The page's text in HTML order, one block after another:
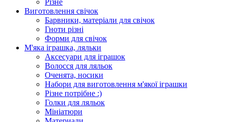
Виготовлення свічок
Барвники, матеріали для свічок
Гноти різні
Форми для свічок
М'яка іграшка, ляльки
Аксесуари для іграшок
Волосся для ляльок
Оченята, носики
Набори для виготовлення м'якої іграшки
Різне потрібне :)
Голки для ляльок
Мініатюри